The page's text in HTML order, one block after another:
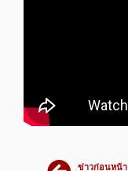
ข่าวก่อนหน้า